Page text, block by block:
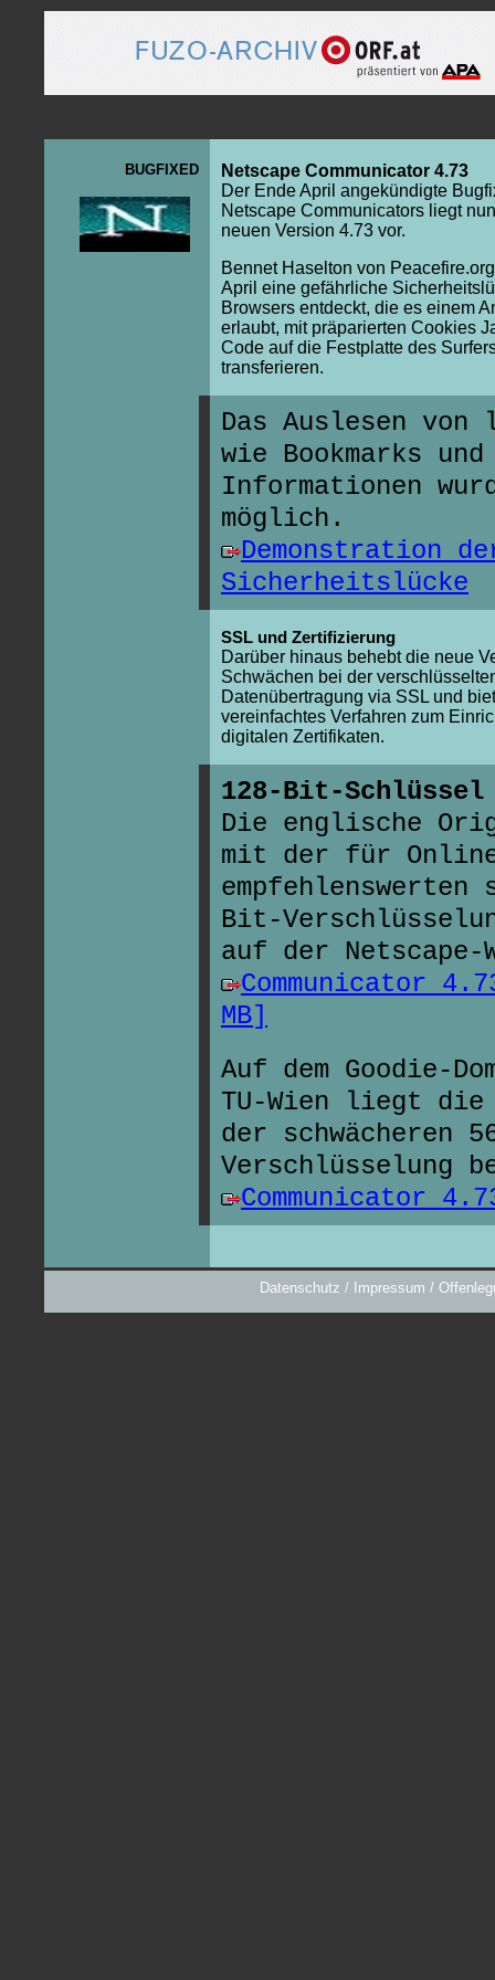
BUGFIXED
Netscape Communicator 4.73
Der Ende April angekündigte
Netscape Communicators liegt
neuen Version 4.73 vor.
Bennet Haselton von
April eine gefährliche
Browsers entdeckt, die es einem
erlaubt, mit präparierten Cookies
Code auf die Festplatte des
transferieren.
Das Auslesen von
wie Bookmarks und
Informationen
möglich.
Demonstration
Sicherheitslücke
SSL und Zertifizierung
Darüber hinaus behebt die neue
Schwächen bei der
Datenübertragung via SSL und
vereinfachtes Verfahren zum
digitalen Zertifikaten.
128-Bit-Schlüssel
Die englische
mit der für
empfehlenswerten
Bit-
auf der Netscape-
Communicator
MB]
Auf dem Goodie-
TU-Wien liegt
der schwächeren
Verschlüsselung
Communicator
Datenschutz / Impressum /